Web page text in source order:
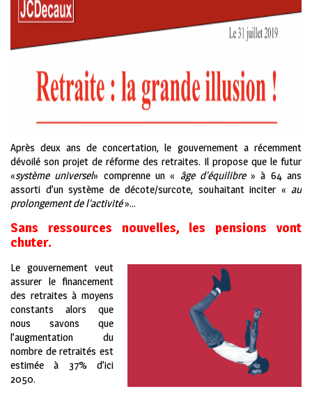
Après deux ans de concertation, le gouvernement a récemment
dévoilé son projet de réforme des retraites. Il propose que le futur
«système universel» comprenne un « âge d’équilibre» à 64 ans
assorti d’un système de décote/surcote, souhaitant inciter « au
prolongement de l’activité»…
Sans ressources nouvelles, les pensions vont
chuter.
Le gouvernement veut
assurer le financement
des retraites à moyens
constants alors que
nous savons que
l’augmentation du
nombre de retraités est
estimée à 37% d’ici
2050.